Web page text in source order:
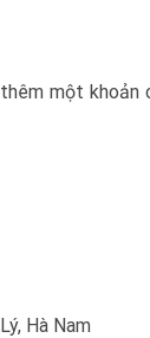
một
Hà Nam